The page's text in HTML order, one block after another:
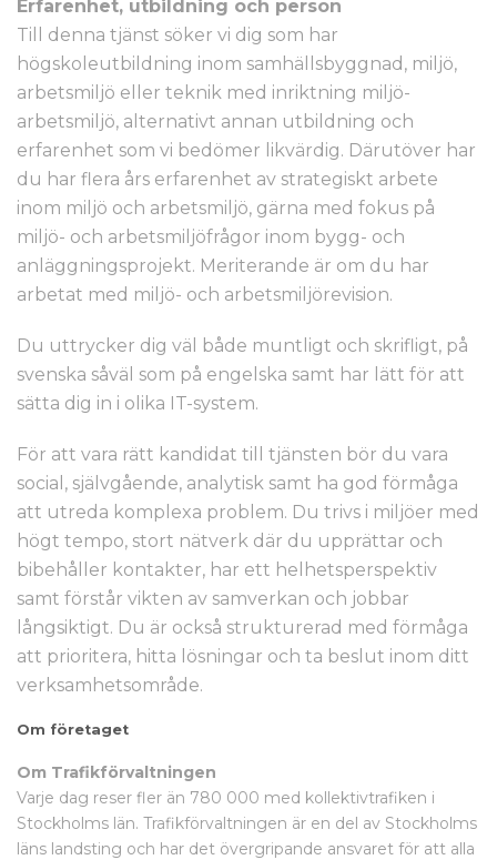
Erfarenhet, utbildning och person
Till denna tjänst söker vi dig som har
högskoleutbildning inom samhällsbyggnad, miljö,
arbetsmiljö eller teknik med inriktning miljö-
arbetsmiljö, alternativt annan utbildning och
erfarenhet som vi bedömer likvärdig. Därutöver har
du har flera års erfarenhet av strategiskt arbete
inom miljö och arbetsmiljö, gärna med fokus på
miljö- och arbetsmiljöfrågor inom bygg- och
anläggningsprojekt. Meriterande är om du har
arbetat med miljö- och arbetsmiljörevision.
Du uttrycker dig väl både muntligt och skrifligt, på
svenska såväl som på engelska samt har lätt för att
sätta dig in i olika IT-system.
För att vara rätt kandidat till tjänsten bör du vara
social, självgående, analytisk samt ha god förmåga
att utreda komplexa problem. Du trivs i miljöer med
högt tempo, stort nätverk där du upprättar och
bibehåller kontakter, har ett helhetsperspektiv
samt förstår vikten av samverkan och jobbar
långsiktigt. Du är också strukturerad med förmåga
att prioritera, hitta lösningar och ta beslut inom ditt
verksamhetsområde.
Om företaget
Om Trafikförvaltningen
Varje dag reser fler än 780 000 med kollektivtrafiken i
Stockholms län. Trafikförvaltningen är en del av Stockholms
läns landsting och har det övergripande ansvaret för att alla